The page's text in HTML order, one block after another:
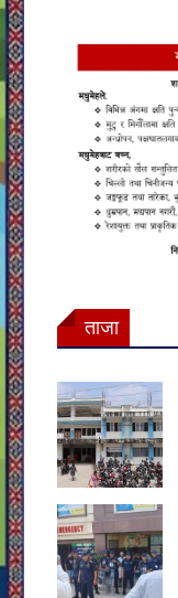
ताजा